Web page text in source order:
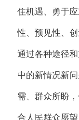
住机遇、勇于
性、预见性、
通过各种途径
中的新情况新
需、群众所盼
合人民群众愿望